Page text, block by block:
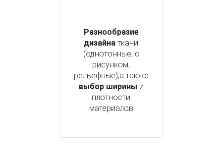
Разнообразие
дизайна ткани
(однотонные, с
рисунком,
рельефные);а также
выбор ширины и
плотности
материалов